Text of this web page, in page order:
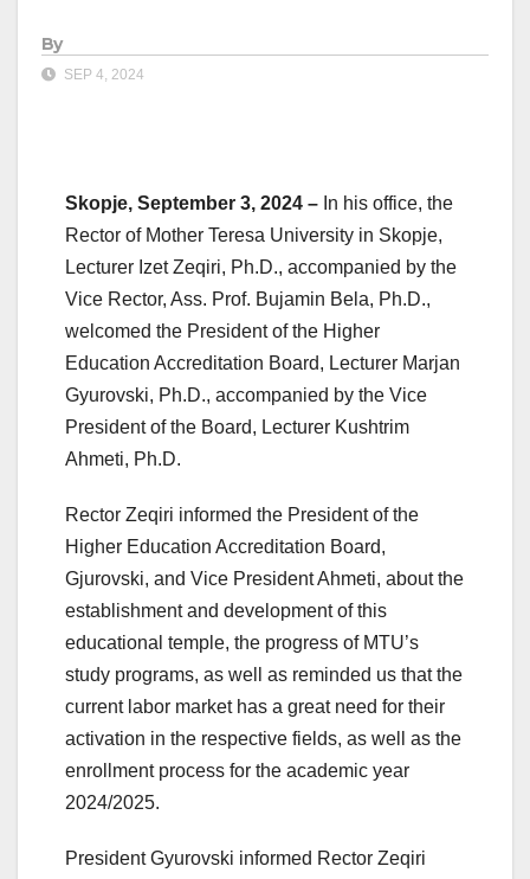
By
SEP 4, 2024
Skopje, September 3, 2024 – In his office, the
Rector of Mother Teresa University in Skopje,
Lecturer Izet Zeqiri, Ph.D., accompanied by the
Vice Rector, Ass. Prof. Bujamin Bela, Ph.D.,
welcomed the President of the Higher
Education Accreditation Board, Lecturer Marjan
Gyurovski, Ph.D., accompanied by the Vice
President of the Board, Lecturer Kushtrim
Ahmeti, Ph.D.
Rector Zeqiri informed the President of the
Higher Education Accreditation Board,
Gjurovski, and Vice President Ahmeti, about the
establishment and development of this
educational temple, the progress of MTU’s
study programs, as well as reminded us that the
current labor market has a great need for their
activation in the respective fields, as well as the
enrollment process for the academic year
2024/2025.
President Gyurovski informed Rector Zeqiri